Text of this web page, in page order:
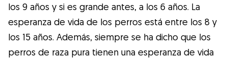
los 9 años y si es grande antes, a los 6 años. La
esperanza de vida de los perros está entre los 8 y
los 15 años. Además, siempre se ha dicho que los
perros de raza pura tienen una esperanza de vida